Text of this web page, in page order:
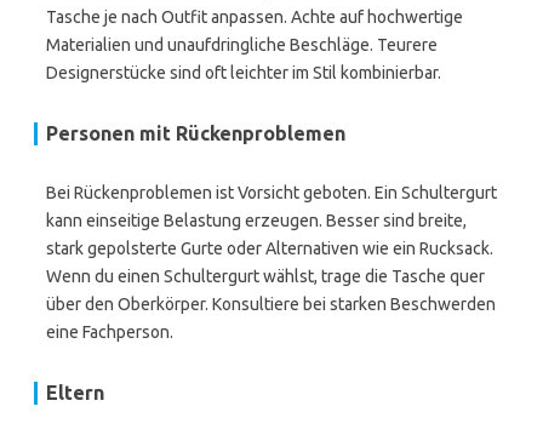
Tasche je nach Outfit anpassen. Achte auf hochwertige
Materialien und unaufdringliche Beschläge. Teurere
Designerstücke sind oft leichter im Stil kombinierbar.
Personen mit Rückenproblemen
Bei Rückenproblemen ist Vorsicht geboten. Ein Schultergurt
kann einseitige Belastung erzeugen. Besser sind breite,
stark gepolsterte Gurte oder Alternativen wie ein Rucksack.
Wenn du einen Schultergurt wählst, trage die Tasche quer
über den Oberkörper. Konsultiere bei starken Beschwerden
eine Fachperson.
Eltern